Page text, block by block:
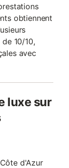
obtiennent
10/10,
avec
luxe sur
d'Azur